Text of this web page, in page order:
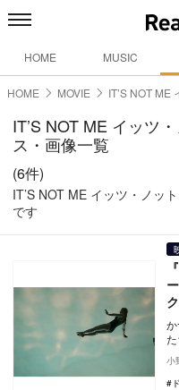
HOME MUSIC
HOME MOVIE IT’S NOT ME
IT’S NOT ME イッツ
ス・画像一覧
(6件)
IT’S NOT ME イッツ・ノッ
です
小